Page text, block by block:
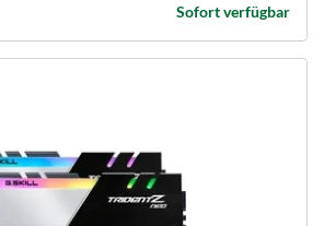
Sofort verfügbar